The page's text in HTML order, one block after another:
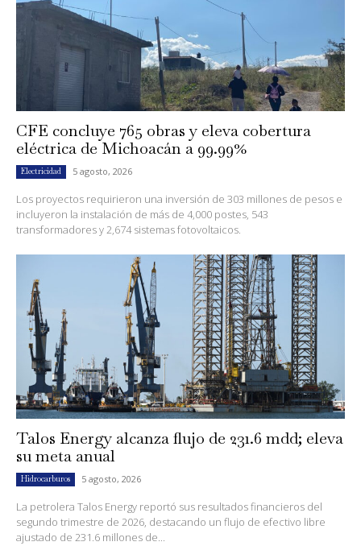
CFE concluye 765 obras y eleva cobertura
eléctrica de Michoacán a 99.99%
Electricidad 5 agosto, 2026
Los proyectos requirieron una inversión de 303 millones de pesos e
incluyeron la instalación de más de 4,000 postes, 543
transformadores y 2,674 sistemas fotovoltaicos.
Talos Energy alcanza flujo de 231.6 mdd; eleva
su meta anual
Hidrocarburos 5 agosto, 2026
La petrolera Talos Energy reportó sus resultados financieros del
segundo trimestre de 2026, destacando un flujo de efectivo libre
ajustado de 231.6 millones de...